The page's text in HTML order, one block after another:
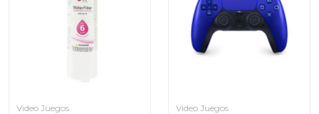
Video Juegos Video Juegos